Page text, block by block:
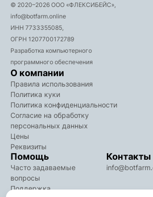
© 2020–2026 ООО «ФЛЕКСИБЕЙС»,
info@botfarm.online
ИНН 7733355085,
ОГРН 1207700172789
Разработка компьютерного
программного обеспечения
О компании
Правила использования
Политика куки
Политика конфиденциальности
Согласие на обработку
персональных данных
Цены
Реквизиты
Помощь
Часто задаваемые
вопросы
Поддержка
Контакты